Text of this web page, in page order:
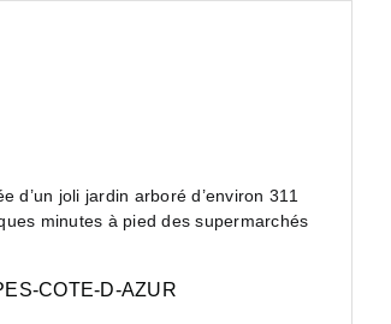
d’un joli jardin arboré d’environ 311
minutes à pied des supermarchés
COTE-D-AZUR